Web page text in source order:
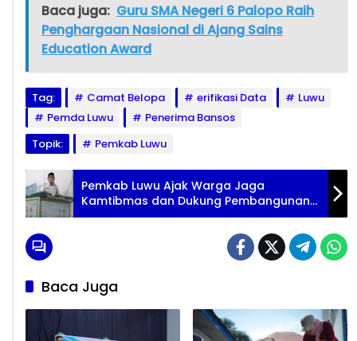
Baca juga: Guru SMA Negeri 6 Palopo Raih
Penghargaan Nasional di Ajang Sains
Education Award
Tag: Camat Belopa erifikasi Data
Luwu
Pemda Luwu
Penerima Bansos
Topik:
Pemkab Luwu
Pemkab Luwu Ajak Warga Jaga
Kamtibmas dan Dukung Pembangunan
Strategis
Baca Juga